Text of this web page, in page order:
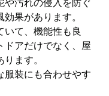
果があります。
て、機能性も良
ドアだけでなく、屋
ます。
服装にも合わせやす